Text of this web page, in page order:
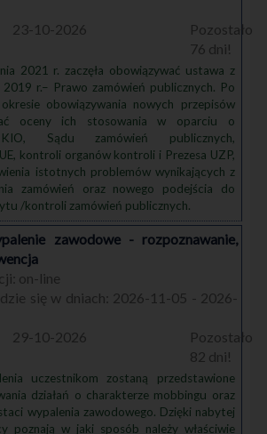
23-10-2026
76
2021 r. zaczęła obowiązywać ustawa z
2019 r.– Prawo zamówień publicznych. Po
obowiązywania nowych przepisów
oceny ich stosowania w oparciu o
Sądu zamówień publicznych,
kontroli organów kontroli i Prezesa UZP,
istotnych problemów wynikających z
zamówień oraz nowego podejścia do
/kontroli zamówień publicznych.
zawodowe - rozpoznawanie,
on-line
2026-11-05 - 2026-
29-10-2026
82
uczestnikom zostaną przedstawione
działań o charakterze mobbingu oraz
wypalenia zawodowego. Dzięki nabytej
poznają w jaki sposób należy właściwie